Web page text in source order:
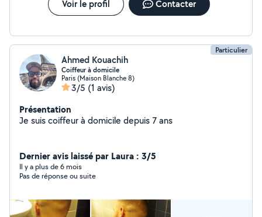
Voir le profil Contacter
Particulier
Ahmed Kouachih
Coiffeur à domicile
Paris (Maison Blanche 8)
3/5 (1 avis)
Présentation
Je suis coiffeur à domicile depuis 7 ans
Dernier avis laissé par Laura : 3/5
Il y a plus de 6 mois
Pas de réponse ou suite